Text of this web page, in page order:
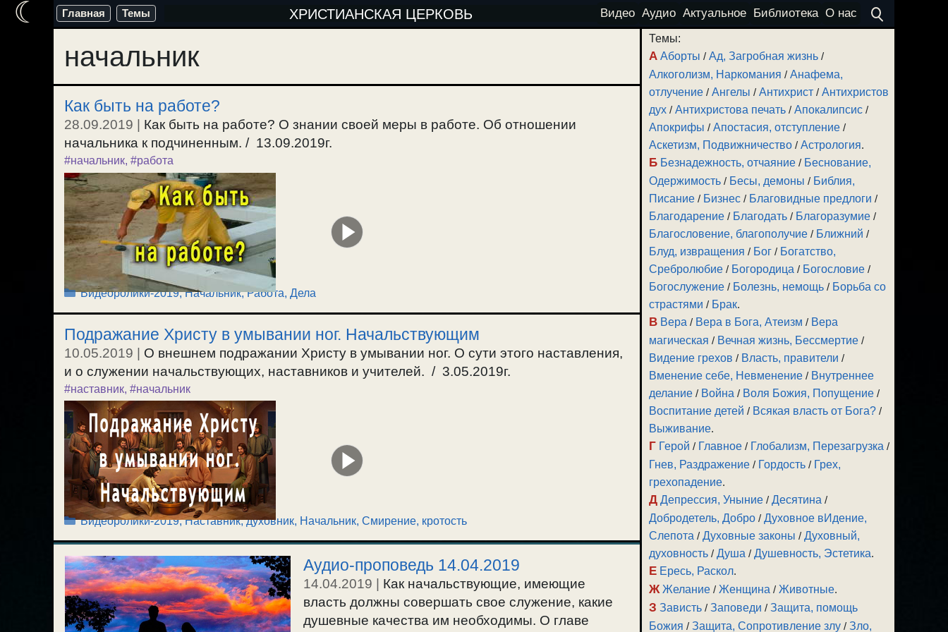
Перейти
содержимому
Главная Темы ХРИСТИАНСКАЯ ЦЕРКОВЬ Видео Аудио Актуальное Библиотека О нас
начальник
Как быть на работе?
28.09.2019
Как быть на работе? О знании своей меры в работе. Об отношении
начальника к подчиненным. / 13.09.2019г.
#начальник, #работа
Рубрики
Видеоролики-2019,Начальник,Работа, Дела
Подражание Христу в умывании ног. Начальствующим
10.05.2019 | О внешнем подражании Христу в умывании ног. О сути этого наставления,
и о служении начальствующих, наставников и учителей. / 3.05.2019г.
#наставник, #начальник
Рубрики
Видеоролики-2019,Наставник, духовник, Начальник, Смирение, кротость
Аудио-проповедь 14.04.2019
14.04.2019
Как начальствующие, имеющие
власть должны совершать свое служение, какие
душевные качества им необходимы. О главе
Темы:
А Аборты /Ад, Загробная жизнь /
Алкоголизм, Наркомания /Анафема,
отлучение /Ангелы /Антихрист /Антихристов
дух /Антихристова печать /Апокалипсис /
Апокрифы /Апостасия, отступление /
Аскетизм, Подвижничество /Астрология.
Б Безнадежность, отчаяние / Беснование,
Одержимость / Бесы, демоны / Библия,
Писание / Бизнес / Благовидные предлоги /
Благодарение / Благодать / Благоразумие /
Благословение, благополучие / Ближний /
Блуд, извращения / Бог / Богатство,
Сребролюбие / Богородица / Богословие /
Богослужение / Болезнь, немощь / Борьба со
страстями / Брак.
В Вера / Вера в Бога, Атеизм / Вера
магическая / Вечная жизнь, Бессмертие /
Видение грехов / Власть, правители /
Вменение себе, Невменение / Внутреннее
делание / Война / Воля Божия, Попущение /
Воспитание детей / Всякая власть от Бога? /
Выживание.
Г Герой / Главное / Глобализм, Перезагрузка /
Гнев, Раздражение / Гордость / Грех,
грехопадение.
Д Депрессия, Уныние /Десятина /
Добродетель, Добро /Духовное вИдение,
Слепота /Духовные законы /Духовный,
духовность /Душа /Душевность, Эстетика.
Е Ересь, Раскол.
Ж Желание /Женщина /Животные.
З Зависть /Заповеди /Защита, помощь
Божия /Защита, Сопротивление злу /Зло,
☾